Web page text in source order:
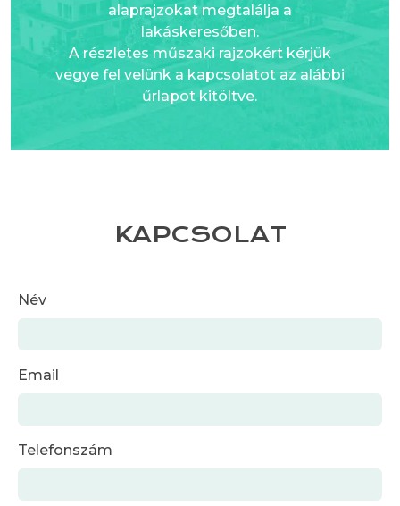
alaprajzokat megtalálja a
lakáskeresőben.
A részletes műszaki rajzokért kérjük
vegye fel velünk a kapcsolatot az alábbi
űrlapot kitöltve.
KAPCSOLAT
Név
Email
Telefonszám